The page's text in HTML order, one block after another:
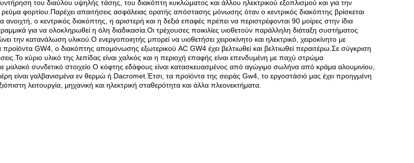
του διαύλου υψηλής τάσης, του διακόπτη κυκλώματος και άλλου ηλεκτρικού εξοπλισμού και για την
φορτίου.Παρέχει απαιτήσεις ασφάλειας ορατής απόστασης μόνωσης όταν ο κεντρικός διακόπτης βρίσκεται
ο κεντρικός διακόπτης, η αριστερή και η δεξιά επαφές πρέπει να περιστρέφονται 90 μοίρες στην ίδια
για να ολοκληρωθεί η όλη διαδικασία.Οι τρέχουσες ποικιλίες υιοθετούν παράλληλη διάταξη συστήματος
την κατανάλωση υλικού.Ο ενεργοποιητής μπορεί να υιοθετήσει χειροκίνητο και ηλεκτρικό, χειροκίνητο με
GW4, ο διακόπτης απομόνωσης εξωτερικού AC GW4 έχει βελτιωθεί και βελτιωθεί περαιτέρω.Σε σύγκριση
κύριο υλικό της λεπίδας είναι χαλκός και η περιοχή επαφής είναι επενδυμένη με παχύ στρώμα
συνδετικό στοιχείο.Ο κόφτης εδάφους είναι κατασκευασμένος από αγώγιμο σωλήνα από κράμα αλουμινίου,
είναι γαλβανισμένα εν θερμώ ή Dacromet.Έτσι, τα προϊόντα της σειράς Gw4, το εργοστάσιό μας έχει προηγμένη
λειτουργία, μηχανική και ηλεκτρική σταθερότητα και άλλα πλεονεκτήματα.